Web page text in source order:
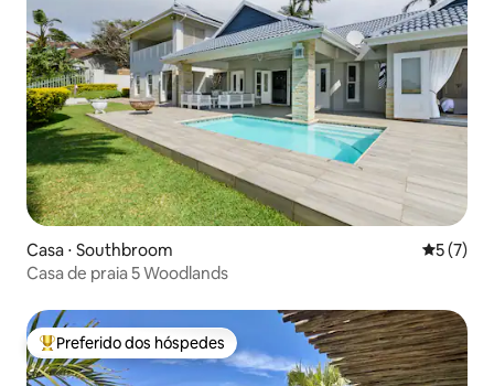
Casa ⋅ Southbroom 5 de
5 (7)
Casa de praia 5 Woodlands
Entre os melhores preferidos dos hóspedes
Preferido dos hóspedes